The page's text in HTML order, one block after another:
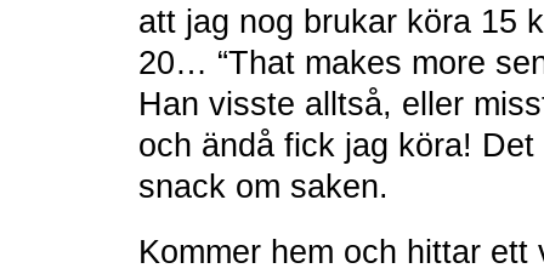
att jag nog brukar köra 15
20… “That makes more
Han visste alltså, eller
och ändå fick jag köra!
snack om saken.
Kommer hem och hittar